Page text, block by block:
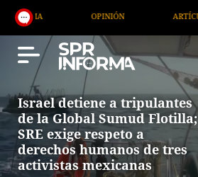
OPINIÓN ARTÍCULOS
Israel detiene a tripulantes
de la Global Sumud Flotilla;
SRE exige respeto a
derechos humanos de tres
activistas mexicanas